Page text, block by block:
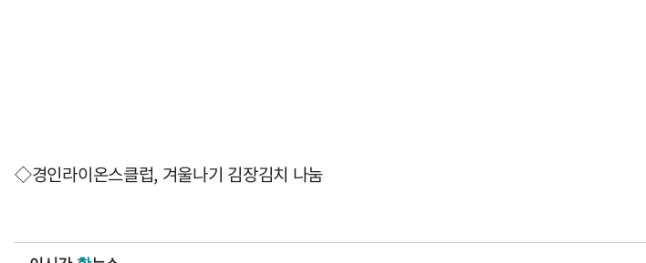
◇경인라이온스클럽, 겨울나기 김장김치 나눔